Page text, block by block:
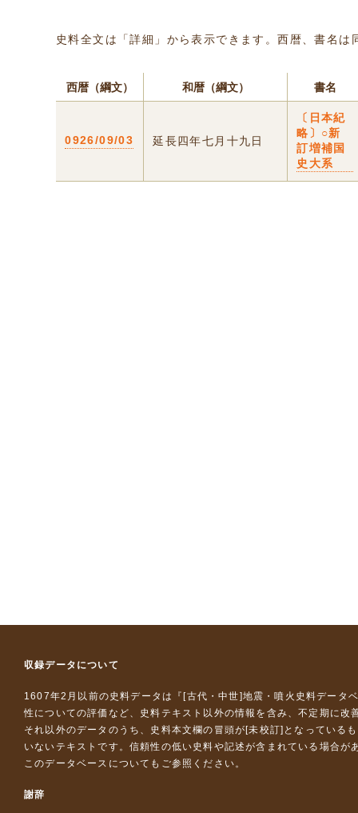
史料全文は「詳細」から表示できます。西暦、書名
西暦（綱文） 和暦（綱文） 書名
0926/09/03 延長四年七月十九日
〔日本紀
略〕○新
訂増補国
史大系
収録データについて
1607年2月以前の史料データは『 [古代・中世]地震・噴火史料データ
性についての評価など、史料テキスト以外の情報を含み、不定期に改
それ以外のデータのうち、史料本文欄の冒頭が[未校訂]となっている
いないテキストです。信頼性の低い史料や記述が含まれている場合が
このデータベースについて もご参照ください。
謝辞